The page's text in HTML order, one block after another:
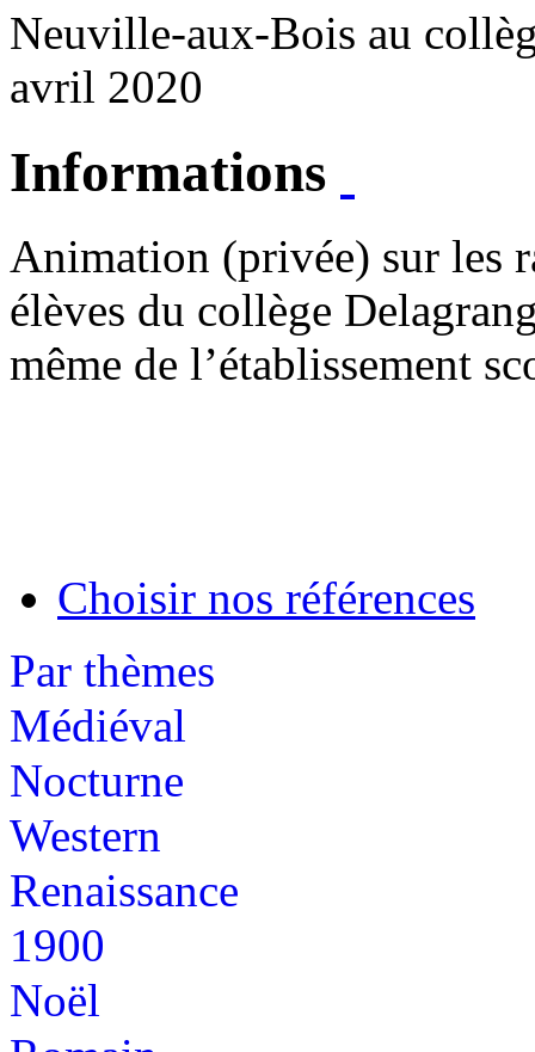
Neuville-aux-Bois au
avril 2020
Informations
Animation (privée) sur les
élèves du collège
même de l’établissement
Choisir nos références
Par thèmes
Médiéval
Nocturne
Western
Renaissance
1900
Noël